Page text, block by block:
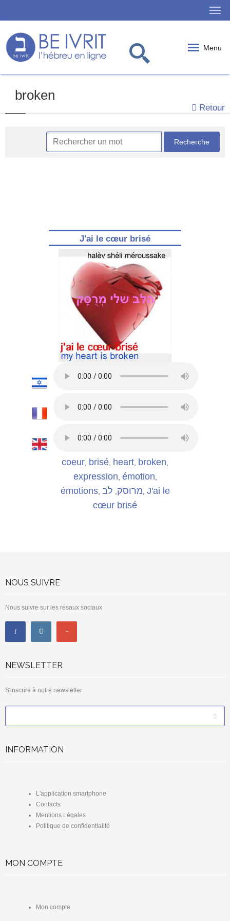
Menu
broken
Retour
J'ai le cœur brisé
coeur brisé heart broken
expression émotion
émotions, מרוסק לב
J'ai le
cœur brisé
NOUS SUIVRE
Nous suivre sur les résaux sociaux
NEWSLETTER
S'inscrire à notre newsletter
INFORMATION
L'application smartphone
Contacts
Mentions Légales
Politique de confidentialité
MON COMPTE
Mon compte